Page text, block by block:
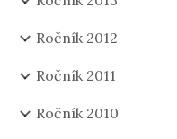
Ročník 2012
Ročník 2011
Ročník 2010